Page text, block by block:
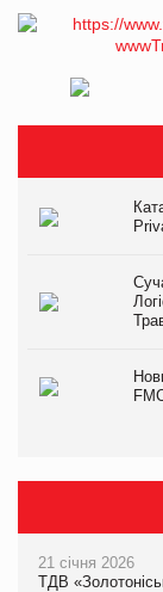
21 січня 2026
ТДВ